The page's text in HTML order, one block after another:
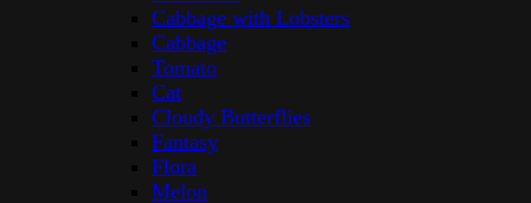
Cabbage with Lobsters
Cabbage
Tomato
Cat
Cloudy Butterflies
Fantasy
Flora
Melon